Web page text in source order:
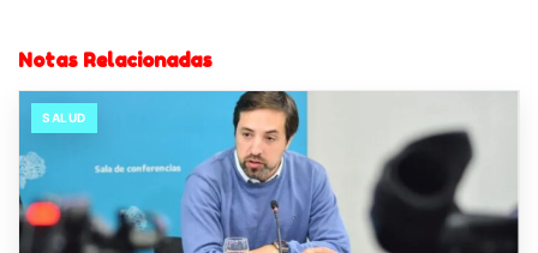
Notas Relacionadas
SALUD